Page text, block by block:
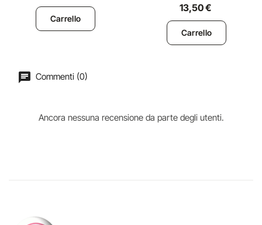
Carrello
13,50 €
Carrello
Commenti (0)
Ancora nessuna recensione da parte degli utenti.